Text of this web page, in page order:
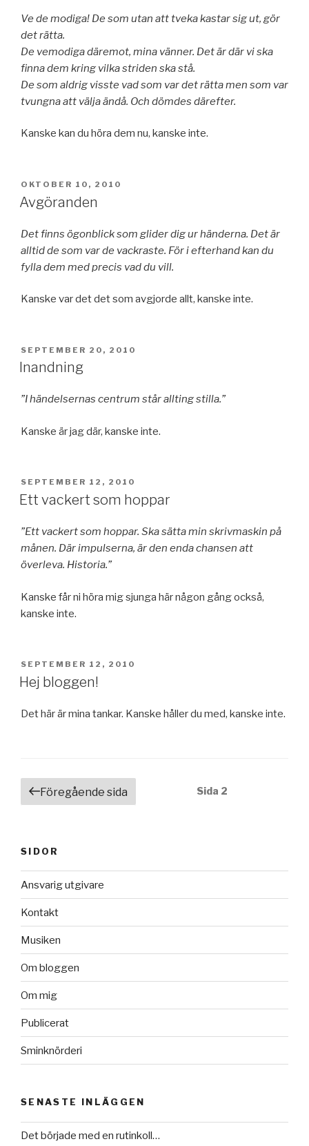
Ve de modiga! De som utan att tveka kastar sig ut, gör
det rätta.
De vemodiga däremot, mina vänner. Det är där vi ska
finna dem kring vilka striden ska stå.
De som aldrig visste vad som var det rätta men som var
tvungna att välja ändå. Och dömdes därefter.
Kanske kan du höra dem nu, kanske inte.
PUBLICERAT
OKTOBER 10, 2010
Avgöranden
Det finns ögonblick som glider dig ur händerna. Det är
alltid de som var de vackraste. För i efterhand kan du
fylla dem med precis vad du vill.
Kanske var det det som avgjorde allt, kanske inte.
PUBLICERAT
SEPTEMBER 20, 2010
Inandning
”I händelsernas centrum står allting stilla.”
Kanske är jag där, kanske inte.
PUBLICERAT
SEPTEMBER 12, 2010
Ett vackert som hoppar
”Ett vackert som hoppar. Ska sätta min skrivmaskin på
månen. Där impulserna, är den enda chansen att
överleva. Historia.”
Kanske får ni höra mig sjunga här någon gång också,
kanske inte.
PUBLICERAT
SEPTEMBER 12, 2010
Hej bloggen!
Det här är mina tankar. Kanske håller du med, kanske inte.
Inläggsnavigering
Föregående sida Sida 2
SIDOR
Ansvarig utgivare
Kontakt
Musiken
Om bloggen
Om mig
Publicerat
Sminknörderi
SENASTE INLÄGGEN
Det började med en rutinkoll…